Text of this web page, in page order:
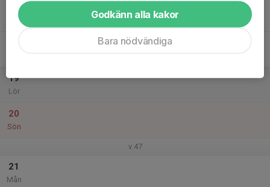
17
Tor
19
Lör
20
Sön
v.47
21
Mån
Godkänn alla kakor
Bara nödvändiga